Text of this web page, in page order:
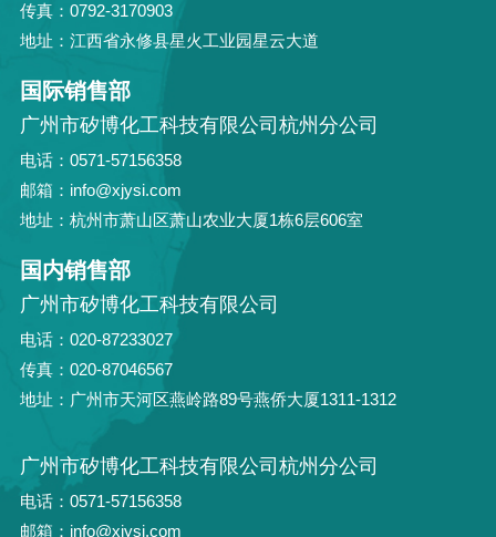
传真：0792-3170903
地址：江西省永修县星火工业园星云大道
国际销售部
广州市矽博化工科技有限公司杭州分公司
电话：0571-57156358
邮箱：info@xjysi.com
地址：杭州市萧山区萧山农业大厦1栋6层606室
国内销售部
广州市矽博化工科技有限公司
电话：020-87233027
传真：020-87046567
地址：广州市天河区燕岭路89号燕侨大厦1311-1312
广州市矽博化工科技有限公司杭州分公司
电话：0571-57156358
邮箱：info@xjysi.com